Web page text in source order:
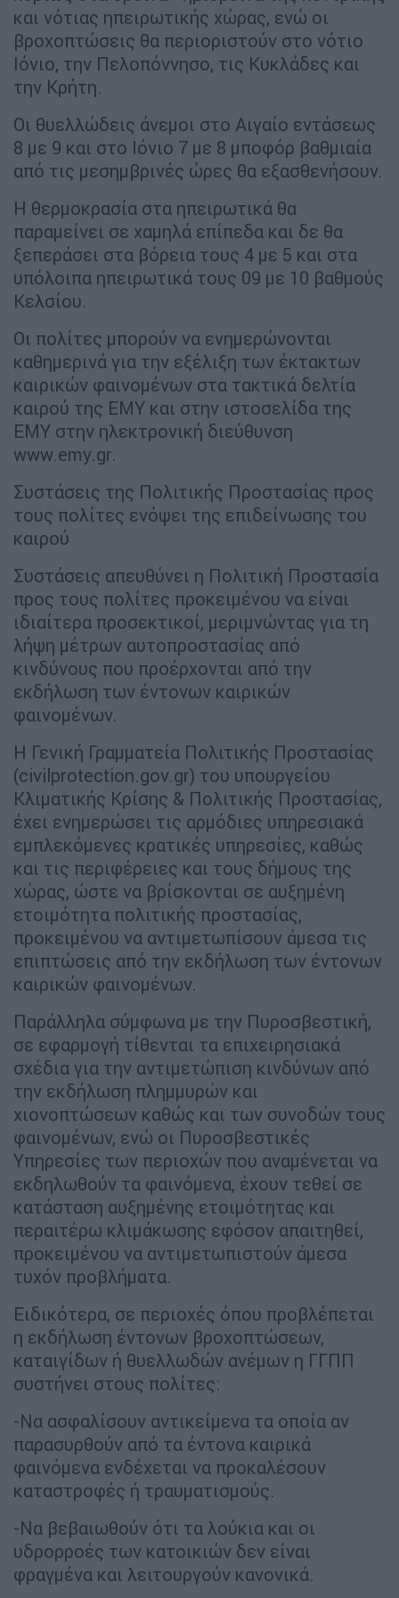
και νότιας ηπειρωτικής χώρας, ενώ οι
βροχοπτώσεις θα περιοριστούν στο νότιο
Ιόνιο, την Πελοπόννησο, τις Κυκλάδες και
την Κρήτη.
Οι θυελλώδεις άνεμοι στο Αιγαίο εντάσεως
8 με 9 και στο Ιόνιο 7 με 8 μποφόρ βαθμιαία
από τις μεσημβρινές ώρες θα εξασθενήσουν.
Η θερμοκρασία στα ηπειρωτικά θα
παραμείνει σε χαμηλά επίπεδα και δε θα
ξεπεράσει στα βόρεια τους 4 με 5 και στα
υπόλοιπα ηπειρωτικά τους 09 με 10 βαθμούς
Κελσίου.
Οι πολίτες μπορούν να ενημερώνονται
καθημερινά για την εξέλιξη των έκτακτων
καιρικών φαινομένων στα τακτικά δελτία
καιρού της ΕΜΥ και στην ιστοσελίδα της
ΕΜΥ στην ηλεκτρονική διεύθυνση
www.emy.gr.
Συστάσεις της Πολιτικής Προστασίας προς
τους πολίτες ενόψει της επιδείνωσης του
καιρού
Συστάσεις απευθύνει η Πολιτική Προστασία
προς τους πολίτες προκειμένου να είναι
ιδιαίτερα προσεκτικοί, μεριμνώντας για τη
λήψη μέτρων αυτοπροστασίας από
κινδύνους που προέρχονται από την
εκδήλωση των έντονων καιρικών
φαινομένων.
Η Γενική Γραμματεία Πολιτικής Προστασίας
(civilprotection.gov.gr) του υπουργείου
Κλιματικής Κρίσης & Πολιτικής Προστασίας,
έχει ενημερώσει τις αρμόδιες υπηρεσιακά
εμπλεκόμενες κρατικές υπηρεσίες, καθώς
και τις περιφέρειες και τους δήμους της
χώρας, ώστε να βρίσκονται σε αυξημένη
ετοιμότητα πολιτικής προστασίας,
προκειμένου να αντιμετωπίσουν άμεσα τις
επιπτώσεις από την εκδήλωση των έντονων
καιρικών φαινομένων.
Παράλληλα σύμφωνα με την Πυροσβεστική,
σε εφαρμογή τίθενται τα επιχειρησιακά
σχέδια για την αντιμετώπιση κινδύνων από
την εκδήλωση πλημμυρών και
χιονοπτώσεων καθώς και των συνοδών τους
φαινομένων, ενώ οι Πυροσβεστικές
Υπηρεσίες των περιοχών που αναμένεται να
εκδηλωθούν τα φαινόμενα, έχουν τεθεί σε
κατάσταση αυξημένης ετοιμότητας και
περαιτέρω κλιμάκωσης εφόσον απαιτηθεί,
προκειμένου να αντιμετωπιστούν άμεσα
τυχόν προβλήματα.
Ειδικότερα, σε περιοχές όπου προβλέπεται
η εκδήλωση έντονων βροχοπτώσεων,
καταιγίδων ή θυελλωδών ανέμων η ΓΓΠΠ
συστήνει στους πολίτες:
-Να ασφαλίσουν αντικείμενα τα οποία αν
παρασυρθούν από τα έντονα καιρικά
φαινόμενα ενδέχεται να προκαλέσουν
καταστροφές ή τραυματισμούς.
-Να βεβαιωθούν ότι τα λούκια και οι
υδρορροές των κατοικιών δεν είναι
φραγμένα και λειτουργούν κανονικά.